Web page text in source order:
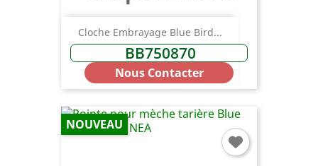
Cloche Embrayage Blue Bird...
BB750870
Nous Contacter
NOUVEAU